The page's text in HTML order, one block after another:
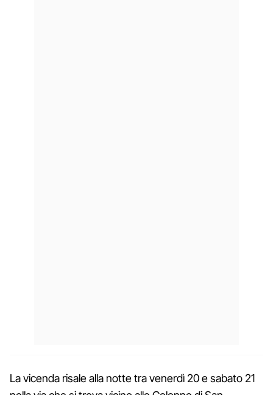
La vicenda risale alla notte tra venerdì 20 e sabato 21